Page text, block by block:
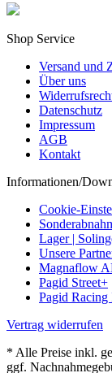
Shop Service
Versand und
Über uns
Datenschutz
Impressum
AGB
Kontakt
Informationen/
Cookie-
Lager |
Unsere
Magnaflow
Pagid Street+
Pagid Racing
Vertrag widerrufen
* Alle Preise inkl.
ggf.